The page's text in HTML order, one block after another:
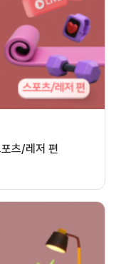
츠/레저 편